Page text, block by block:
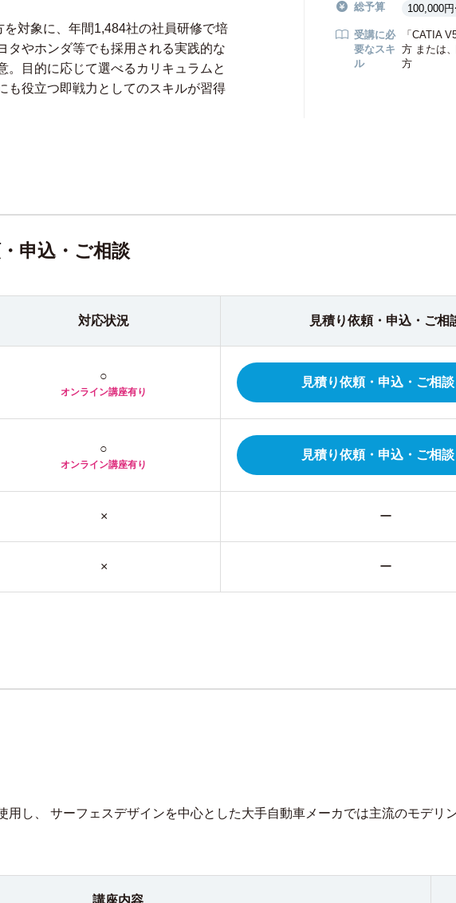
対象に、年間1,484社の社員研修で培
タやホンダ等でも採用される実践的な
。目的に応じて選べるカリキュラムと
も役立つ即戦力としてのスキルが習得
総予算 100,000
受講に必
要なスキ
ル
「CATIA
方 または
方
申込・ご相談
対応状況 見積り依頼・ 申込・ご相
○
オンライン講座有り
見積り依頼・ 申込・ご相談
○
オンライン講座有り
見積り依頼・ 申込・ご相談
× ー
× ー
用し、 サーフェスデザインを中心とした大手自動車メーカでは主流のモデリ